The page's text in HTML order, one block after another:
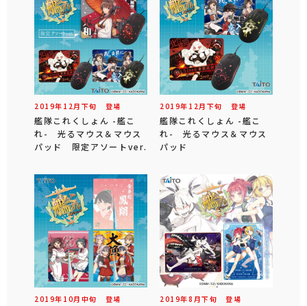
2019年 12 月 下旬 登場
艦隊これくしょん -艦こ
れ- 光るマウス＆マウス
パッド 限定アソートver.
2019年 12 月 下旬 登場
艦隊これくしょん -艦こ
れ- 光るマウス＆マウス
パッド
2019年 10月 中旬 登場 2019年8 月下旬 登場